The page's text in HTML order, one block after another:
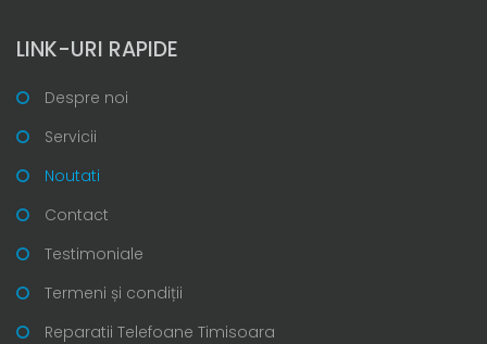
LINK-URI RAPIDE
Despre noi
Servicii
Noutati
Contact
Testimoniale
Termeni și condiții
Reparatii Telefoane Timisoara